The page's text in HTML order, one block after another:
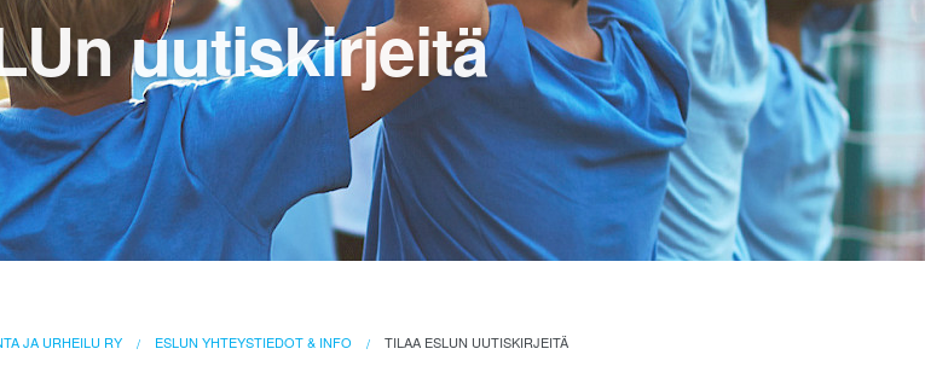
uutiskirjeitä
JA URHEILU RY ESLUN YHTEYSTIEDOT & INFO TILAA ESLUN UUTISKIRJEITÄ